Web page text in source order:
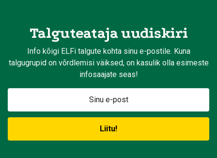
Talguteataja uudiskiri
Info kõigi ELFi talgute kohta sinu e-postile. Kuna
talgugrupid on võrdlemisi väiksed, on kasulik olla esimeste
infosaajate seas!